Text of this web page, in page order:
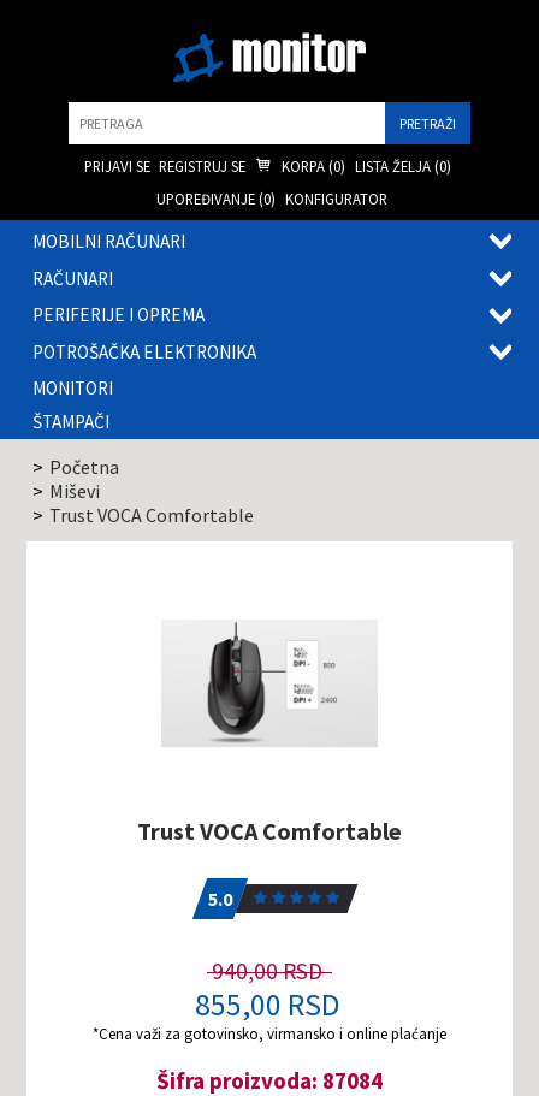
PRIJAVI SE REGISTRUJ SE KORPA (0) LISTA ŽELJA (0)
UPOREĐIVANJE (0) KONFIGURATOR
MOBILNI RAČUNARI
RAČUNARI
PERIFERIJE I OPREMA
POTROŠAČKA ELEKTRONIKA
MONITORI
ŠTAMPAČI
Početna
Miševi
Trust VOCA Comfortable
Trust VOCA Comfortable
5.0
940,00 RSD
855,00 RSD
*Cena važi za gotovinsko, virmansko i online plaćanje
Šifra proizvoda: 87084